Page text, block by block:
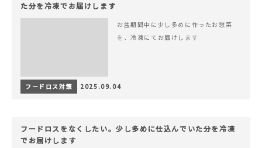
た分を冷凍でお届けします
お盆期間中に少し多めに作ったお惣菜
を、冷凍にてお届けします
フードロス対策 2025.09.04
フードロスをなくしたい。少し多めに仕込んでいた分を冷凍
でお届けします